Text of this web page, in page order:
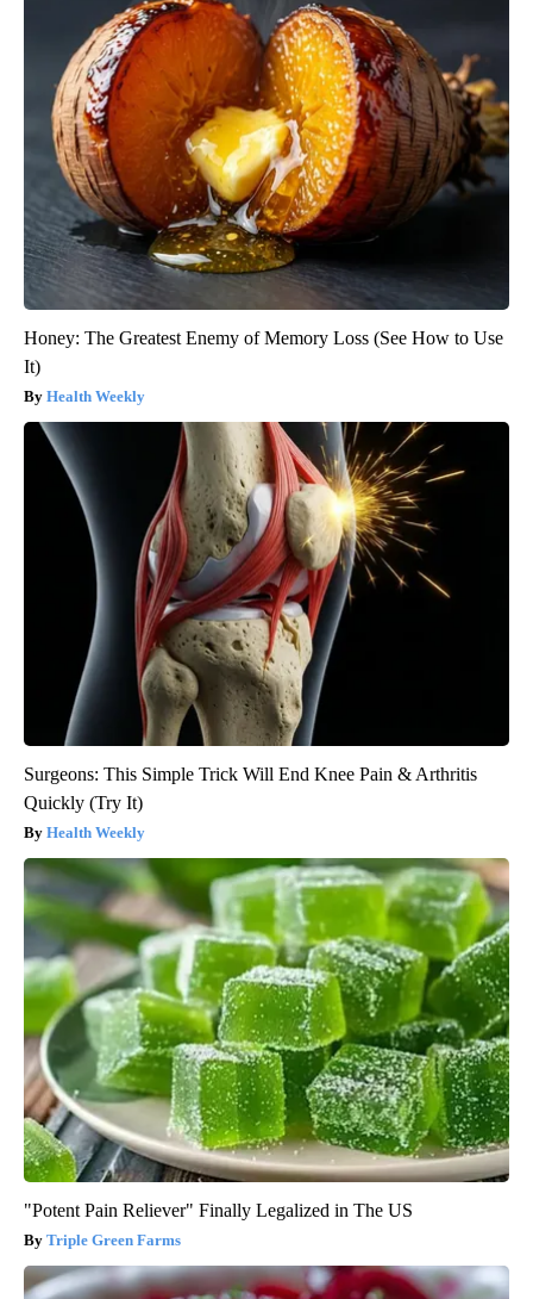
Honey: The Greatest Enemy of Memory Loss (See How to Use
It)
Health Weekly
Surgeons: This Simple Trick Will End Knee Pain & Arthritis
Quickly (Try It)
Health Weekly
"Potent Pain Reliever" Finally Legalized in The US
Triple Green Farms